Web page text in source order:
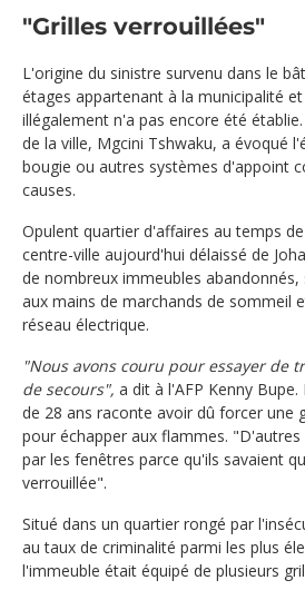
"Grilles verrouillées"
L'origine du sinistre survenu dans le
étages appartenant à la municipalité
illégalement n'a pas encore été
de la ville, Mgcini Tshwaku, a évoqué
bougie ou autres systèmes d'appoint
causes.
Opulent quartier d'affaires au temps
centre-ville aujourd'hui délaissé de
de nombreux immeubles
aux mains de marchands de sommeil
réseau électrique.
"Nous avons couru pour essayer de
de secours", a dit à l'AFP Kenny
de 28 ans raconte avoir dû forcer une
pour échapper aux flammes.
par les fenêtres parce qu'ils savaient
verrouillée".
Situé dans un quartier rongé par
au taux de criminalité parmi les plus
l'immeuble était équipé de plusieurs